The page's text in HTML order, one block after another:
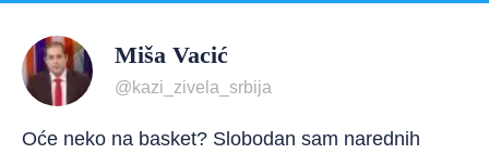
Miša Vacić
@kazi_zivela_srbija
Oće neko na basket? Slobodan sam narednih